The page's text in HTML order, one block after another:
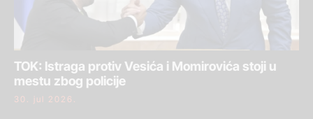
TOK: Istraga protiv Vesića i Momirovića stoji u
mestu zbog policije
30. jul 2026.